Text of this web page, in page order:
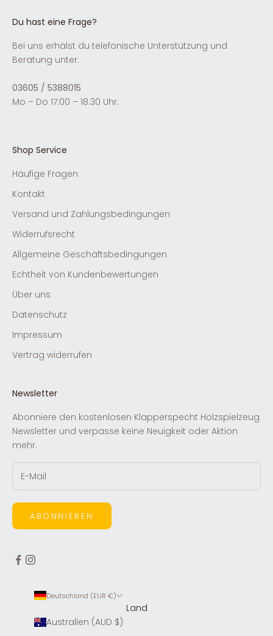
Du hast eine Frage?
Bei uns erhälst du telefonische Unterstützung und
Beratung unter:
03605 / 5388015
Mo – Do 17:00 – 18.30 Uhr.
Shop Service
Häufige Fragen
Kontakt
Versand und Zahlungsbedingungen
Widerrufsrecht
Allgemeine Geschäftsbedingungen
Echtheit von Kundenbewertungen
Über uns
Datenschutz
Impressum
Vertrag widerrufen
Newsletter
Abonniere den kostenlosen Klapperspecht Holzspielzeug
Newsletter und verpasse keine Neuigkeit oder Aktion
mehr.
ABONNIEREN
Deutschland (EUR €)
Land
Australien (AUD $)